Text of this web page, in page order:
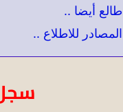
طالع أيضا ..
المصادر للاطلاع ..